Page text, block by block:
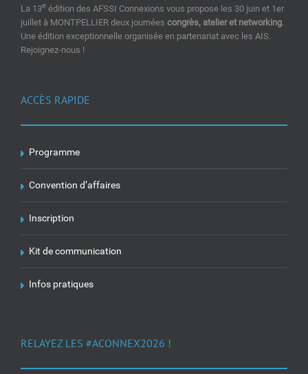
La 13e édition des AFSSI Connexions vous propose les 30 juin et 1er
juillet à MONTPELLIER deux journées congrès, atelier et networking.
Une édition exceptionnelle organisée en partenariat avec les AIS.
Rejoignez-nous !
ACCÈS RAPIDE
Programme
Convention d’affaires
Inscription
Kit de communication
Infos pratiques
RELAYEZ LES #ACONNEX2026 !